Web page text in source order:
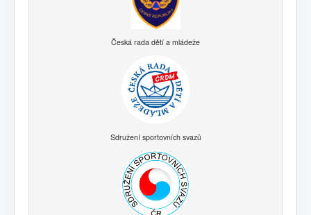
Česká rada dětí a mládeže
Sdružení sportovních svazů